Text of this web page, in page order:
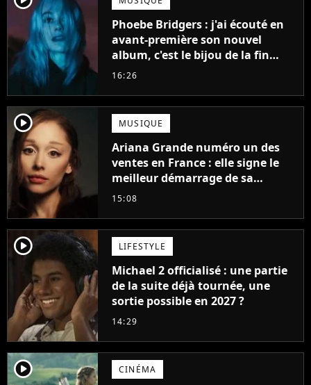
Phoebe Bridgers : j'ai écouté en
avant-première son nouvel
album, c'est le bijou de la fin
d'été
16:26
player2 MUSIQUE
Ariana Grande numéro un des
ventes en France : elle signe le
meilleur démarrage de sa
carrière avec son album Petal
15:08
player2 LIFESTYLE
Michael 2 officialisé : une partie
de la suite déjà tournée, une
sortie possible en 2027 ?
14:29
player2 CINÉMA